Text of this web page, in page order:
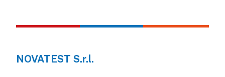
NOVATEST S.r.l.